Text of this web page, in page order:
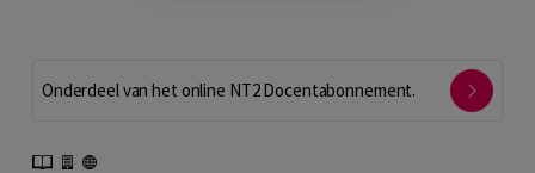
Onderdeel van het online NT2 Docentabonnement.